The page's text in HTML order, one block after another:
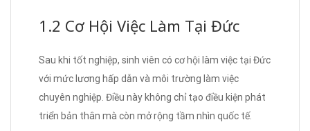
1.2 Cơ Hội Việc Làm Tại Đức
Sau khi tốt nghiệp, sinh viên có cơ hội làm việc tại Đức
với mức lương hấp dẫn và môi trường làm việc
chuyên nghiệp. Điều này không chỉ tạo điều kiện phát
triển bản thân mà còn mở rộng tầm nhìn quốc tế.